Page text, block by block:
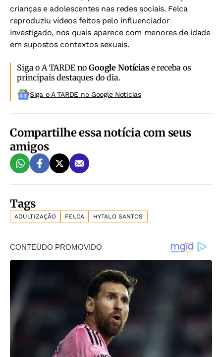
crianças e adolescentes nas redes sociais. Felca
reproduziu vídeos feitos pelo influenciador
investigado, nos quais aparece com menores de idade
em supostos contextos sexuais.
Siga o A TARDE noGoogle Notíciase receba os
principais destaques do dia.
Siga o A TARDE no Google Noticias
Compartilhe essa notícia com seus
amigos
Tags
ADULTIZAÇÃO FELCA HYTALO SANTOS